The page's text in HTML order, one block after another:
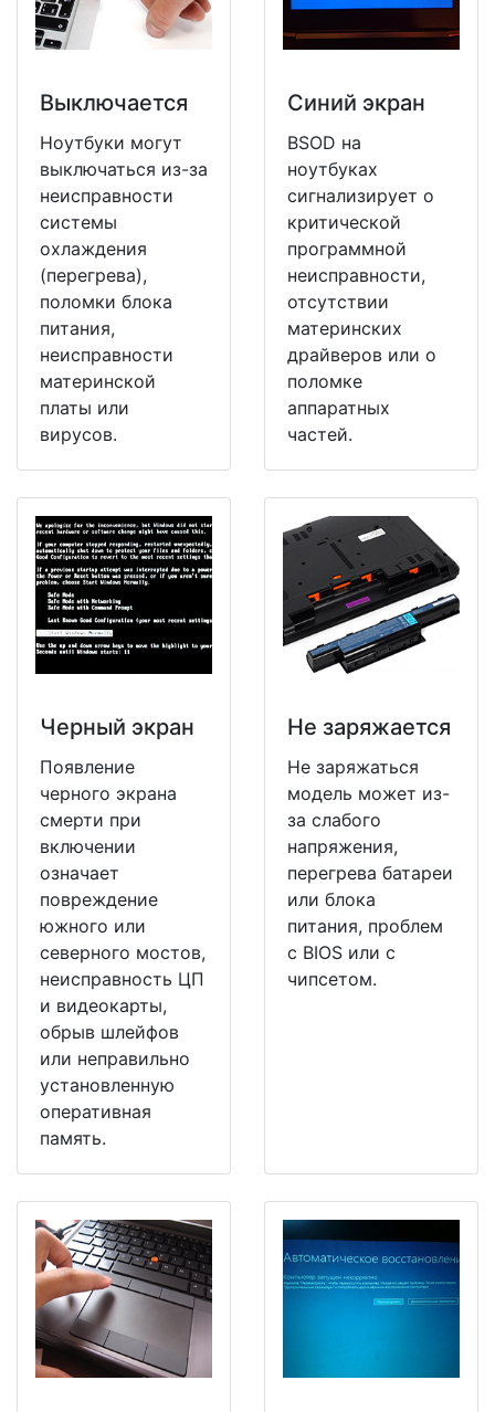
Выключается
Ноутбуки могут
выключаться из-за
неисправности
системы
охлаждения
(перегрева),
поломки блока
питания,
неисправности
материнской
платы или
вирусов.
Синий экран
BSOD на
ноутбуках
сигнализирует о
критической
программной
неисправности,
отсутствии
материнских
драйверов или о
поломке
аппаратных
частей.
Черный экран
Появление
черного экрана
смерти при
включении
означает
повреждение
южного или
северного мостов,
неисправность ЦП
и видеокарты,
обрыв шлейфов
или неправильно
установленную
оперативная
память.
Не заряжается
Не заряжаться
модель может из-
за слабого
напряжения,
перегрева батареи
или блока
питания, проблем
с BIOS или с
чипсетом.